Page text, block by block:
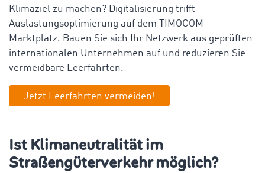
Klimaziel zu machen? Digitalisierung trifft
Auslastungsoptimierung auf dem TIMOCOM
Marktplatz. Bauen Sie sich Ihr Netzwerk aus geprüften
internationalen Unternehmen auf und reduzieren Sie
vermeidbare Leerfahrten.
Jetzt Leerfahrten vermeiden!
Ist Klimaneutralität im
Straßengüterverkehr möglich?